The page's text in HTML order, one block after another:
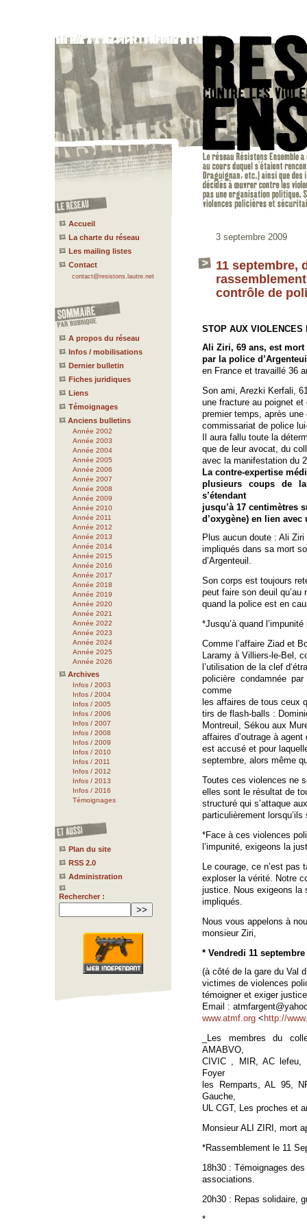
Accueil
La charte du réseau
Les mailing listes
Contact
contact@resistons.lautre.net
A propos du réseau
Infos / mobilisations
Dernier bulletin
Fiches juridiques
Liens
Témoignages
Anciens bulletins
Année 2002
Année 2003
Année 2004
Année 2005
Année 2006
Année 2007
Année 2008
Année 2009
Année 2010
Année 2011
Année 2012
Année 2013
Année 2014
Année 2015
Année 2016
Année 2017
Année 2018
Année 2019
Année 2020
Année 2021
Année 2022
Année 2023
Année 2024
Année 2025
Année 2026
Archives
Infos / 2003
Infos / 2004
Infos / 2005
Infos / 2006
Infos / 2007
Infos / 2008
Infos / 2009
Infos / 2010
Infos / 2011
Infos / 2012
Infos / 2013
Infos / 2016
Témoignages
Plan du site
RSS 2.0
Administration
Rechercher :
3 septembre 2009
11 septembre,
contrôle de
STOP AUX VIOLENCES
Ali Ziri, 69 ans, est
par la police
en France et travaillé 36
Son ami, Arezki Kerfali,
une fracture au poignet
premier temps, après
commissariat de police
Il aura fallu toute la
que de leur avocat, du
avec la manifestation du
La contre-expertise
plusieurs coups de
s’étendant
jusqu’à 17 centimètres
d’oxygène) en lien
Plus aucun doute : Ali
impliqués dans sa mort
d’Argenteuil.
Son corps est toujours
peut faire son deuil qu’au
quand la police est en
*Jusqu’à quand
Comme l’affaire Ziad et
Laramy à Villiers-le-Bel,
l’utilisation de la clef
policière condamnée
comme
les affaires de tous ceux
tirs de flash-balls :
Montreuil, Sékou aux
affaires d’outrage à
est accusé et pour
septembre, alors même
Toutes ces violences ne
elles sont le résultat de
structuré qui s’attaque
particulièrement
*Face à ces violences
l’impunité, exigeons la
Le courage, ce n’est pas
exploser la vérité. Notre
justice. Nous exigeons la
impliqués.
Nous vous appelons à
monsieur Ziri,
* Vendredi 11
(à côté de la gare du Val
victimes de violences
témoigner et exiger
Email :
www.atmf.org < http://
_Les membres du
AMABVO,
CIVIC , MIR, AC lefeu,
Foyer
les Remparts, AL 95,
Gauche,
UL CGT, Les proches et
Monsieur ALI ZIRI, mort
*Rassemblement le 11
18h30 : Témoignages
associations.
20h30 : Repas solidaire,
*